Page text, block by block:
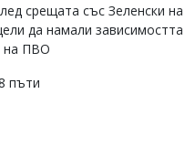
срещата със Зеленски
да намали
на ПВО
пъти